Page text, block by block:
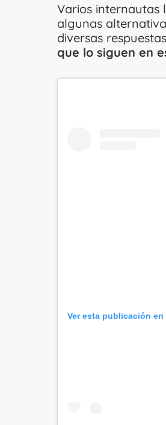
Varios internautas
algunas
diversas
que lo siguen en
Ver esta publicación en